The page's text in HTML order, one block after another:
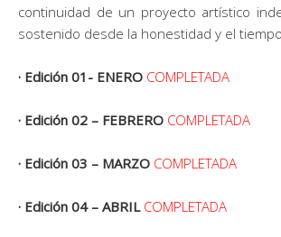
continuidad de un proyecto artístico
sostenido desde la honestidad y el
· Edición 01- ENERO COMPLETADA
· Edición 02 – FEBRERO COMPLETADA
· Edición 03 – MARZO COMPLETADA
· Edición 04 – ABRIL COMPLETADA